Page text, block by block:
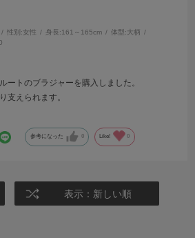
性別:女性 身長:161～165cm 体型:大柄
ートのブラジャーを購入しました。
支えられます。
参考になった 0 Like! 0
表示：新しい順